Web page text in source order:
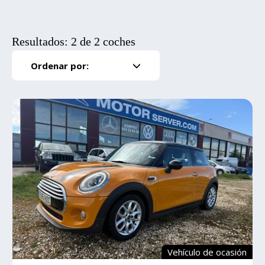
Resultados: 2 de 2 coches
Ordenar por:
Vehículo de ocasión